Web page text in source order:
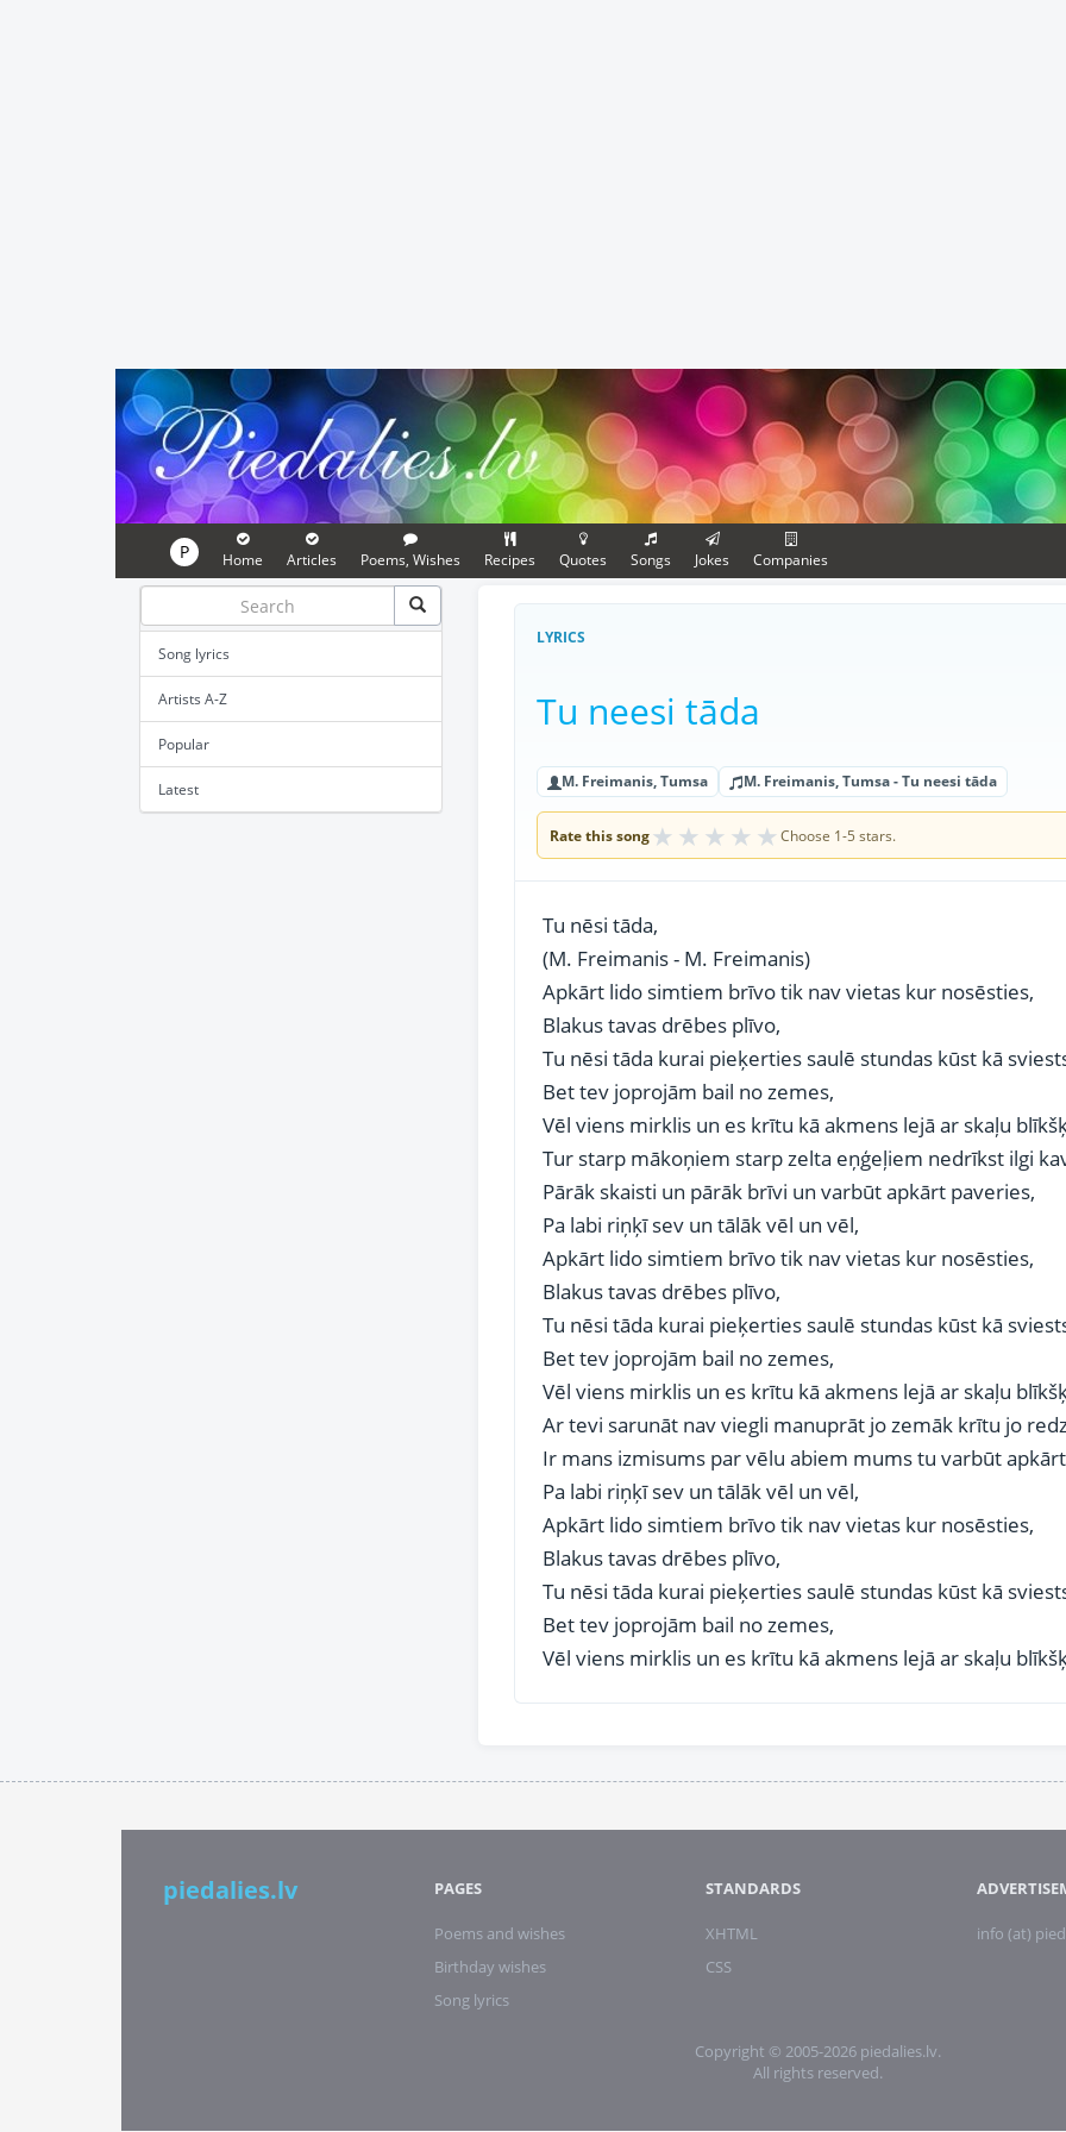
P Home Articles Poems, Wishes Recipes Quotes Songs Jokes Companies
Song lyrics
Artists A-Z
Popular
Latest
LYRICS
Tu neesi tāda
M. Freimanis, Tumsa M. Freimanis, Tumsa - Tu neesi tāda
Rate this song★ ★ ★ ★ ★ Choose 1-5 stars.
Tu nēsi tāda,
(M. Freimanis - M. Freimanis)
Apkārt lido simtiem brīvo tik nav vietas kur nosēsties,
Blakus tavas drēbes plīvo,
Tu nēsi tāda kurai pieķerties saulē stundas kūst kā
Bet tev joprojām bail no zemes,
Vēl viens mirklis un es krītu kā akmens lejā ar skaļu
Tur starp mākoņiem starp zelta eņģeļiem nedrīkst ilgi
Pārāk skaisti un pārāk brīvi un varbūt apkārt paveries,
Pa labi riņķī sev un tālāk vēl un vēl,
Apkārt lido simtiem brīvo tik nav vietas kur nosēsties,
Blakus tavas drēbes plīvo,
Tu nēsi tāda kurai pieķerties saulē stundas kūst kā
Bet tev joprojām bail no zemes,
Vēl viens mirklis un es krītu kā akmens lejā ar skaļu
Ar tevi sarunāt nav viegli manuprāt jo zemāk krītu jo
Ir mans izmisums par vēlu abiem mums tu varbūt
Pa labi riņķī sev un tālāk vēl un vēl,
Apkārt lido simtiem brīvo tik nav vietas kur nosēsties,
Blakus tavas drēbes plīvo,
Tu nēsi tāda kurai pieķerties saulē stundas kūst kā
Bet tev joprojām bail no zemes,
Vēl viens mirklis un es krītu kā akmens lejā ar skaļu
piedalies.lv PAGES
Poems and wishes
Birthday wishes
Song lyrics
STANDARDS
XHTML
CSS
info (at)
Copyright © 2005-2026 piedalies.lv.
All rights reserved.